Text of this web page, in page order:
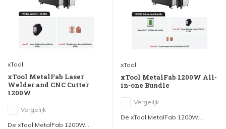
xTool
xTool MetalFab Laser
Welder and CNC Cutter
1200W
Vergelijk
De xTool MetalFab 1200W...
xTool
xTool MetalFab 1200W All-
in-one Bundle
Vergelijk
De xTool MetalFab 1200W...